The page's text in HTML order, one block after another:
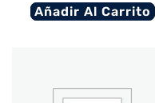
Añadir Al Carrito